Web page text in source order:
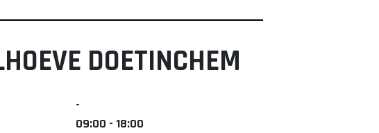
DOETINCHEM
-
09:00 - 18:00